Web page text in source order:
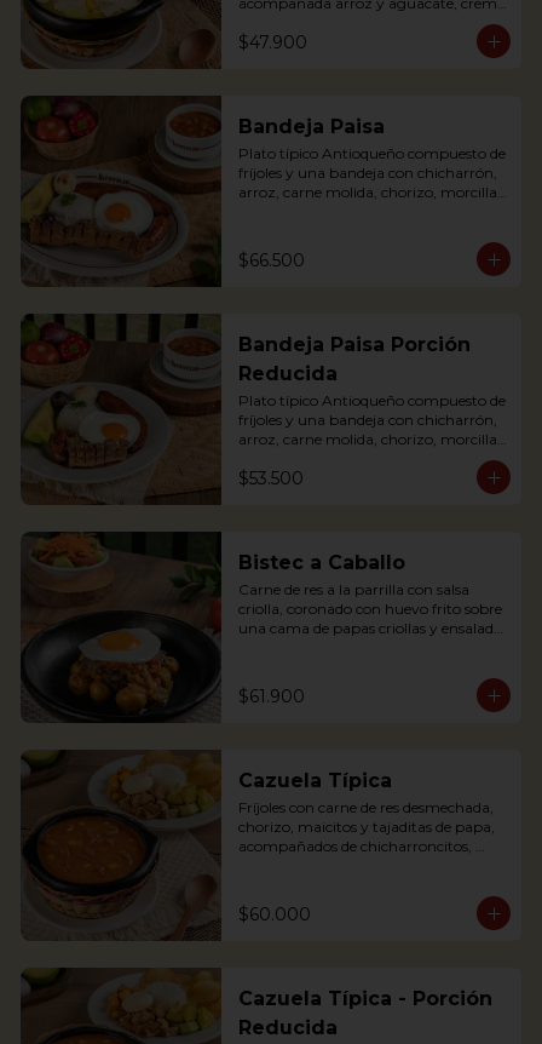
de leche y alcaparras. (Foto de porción
completa).
served with capers, and cream.
Accompanied with rice, arepa and
avocado.
$47.900
Bandeja Paisa
Plato típico Antioqueño compuesto de
fríjoles y una bandeja con chicharrón,
arroz, carne molida, chorizo, morcilla,
The bandeja paisa is our most
important regional dish. It comes with
$66.500
Bandeja Paisa Porción
Reducida
Plato típico Antioqueño compuesto de
fríjoles y una bandeja con chicharrón,
arroz, carne molida, chorizo, morcilla,
tajada de plátano maduro, huevo frito
y aguacate.
egg, plantains and pork cracklings.
Accompanied with rice and avocado.
$53.500
Bistec a Caballo
Carne de res a la parrilla con salsa
criolla, coronado con huevo frito sobre
una cama de papas criollas y ensalada
Horseback” is a traditional Colombian
dish where a Tenderloin steak is placed
$61.900
Cazuela Típica
Fríjoles con carne de res desmechada,
chorizo, maicitos y tajaditas de papa,
acompañados de chicharroncitos,
Bean soup with shredded meat,
$60.000
Cazuela Típica - Porción
Reducida